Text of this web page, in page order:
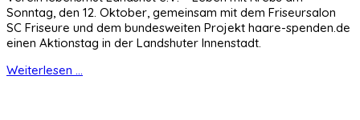
Sonntag, den 12. Oktober, gemeinsam mit dem Friseursalon
SC Friseure und dem bundesweiten Projekt haare-spenden.de
einen Aktionstag in der Landshuter Innenstadt.
Weiterlesen ...